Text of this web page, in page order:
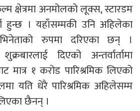
क्षेत्रमा अनमोलको लूक्स, स्टारडम
हुन्छ । यहाँसम्मकी उनि अहिलेका
रुपमा दरिएका छन् ।
दिएको अन्तर्वार्तामा
१ करोड पारिश्रमिक लिएको
यति धेरै पारिश्रमिक अहिलेसम्म
छैनन् ।